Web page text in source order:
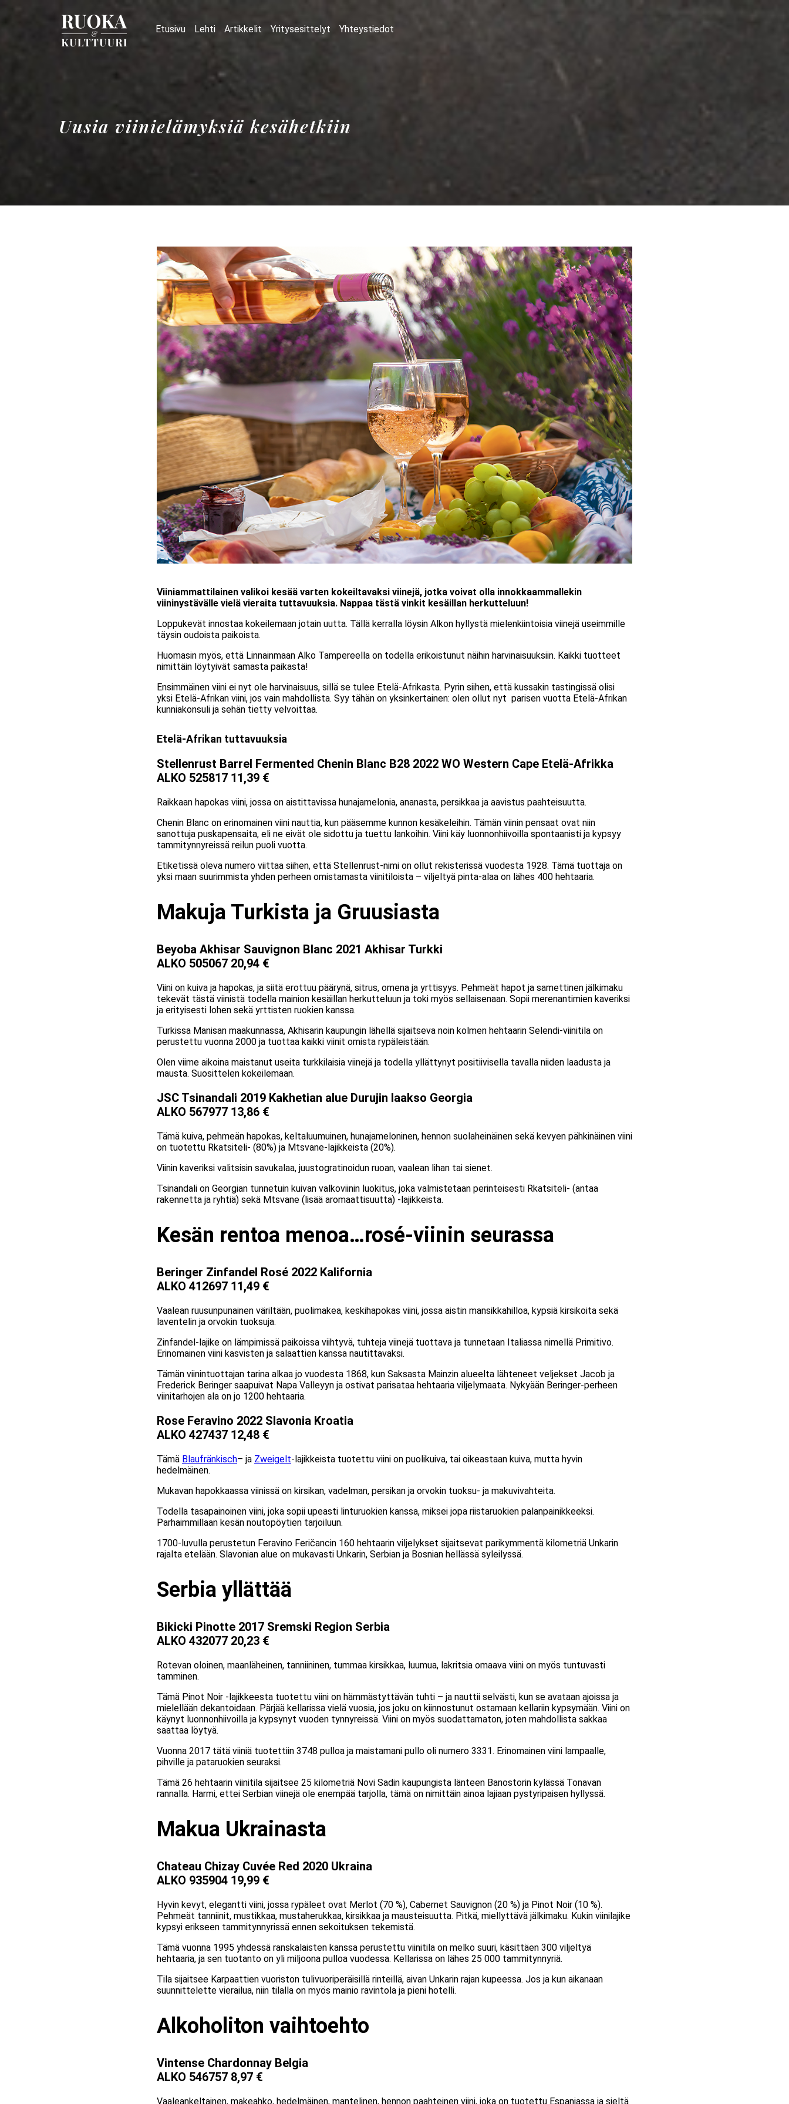
Etusivu Lehti Artikkelit Yritysesittelyt Yhteystiedot
Uusia viinielämyksiä kesähetkiin
Viiniammattilainen valikoi kesää varten kokeiltavaksi viinejä, jotka voivat olla innokkaammallekin
viininystävälle vielä vieraita tuttavuuksia. Nappaa tästä vinkit kesäillan herkutteluun!
Loppukevät innostaa kokeilemaan jotain uutta. Tällä kerralla löysin Alkon hyllystä mielenkiintoisia viinejä useimmille
täysin oudoista paikoista.
Huomasin myös, että Linnainmaan Alko Tampereella on todella erikoistunut näihin harvinaisuuksiin. Kaikki tuotteet
nimittäin löytyivät samasta paikasta!
Ensimmäinen viini ei nyt ole harvinaisuus, sillä se tulee Etelä-Afrikasta. Pyrin siihen, että kussakin tastingissä olisi
yksi Etelä-Afrikan viini, jos vain mahdollista. Syy tähän on yksinkertainen: olen ollut nyt parisen vuotta Etelä-Afrikan
kunniakonsuli ja sehän tietty velvoittaa.
Etelä-Afrikan tuttavuuksia
Stellenrust Barrel Fermented Chenin Blanc B28 2022 WO Western Cape Etelä-Afrikka
ALKO 525817 11,39 €
Raikkaan hapokas viini, jossa on aistittavissa hunajamelonia, ananasta, persikkaa ja aavistus paahteisuutta.
Chenin Blanc on erinomainen viini nauttia, kun pääsemme kunnon kesäkeleihin. Tämän viinin pensaat ovat niin
sanottuja puskapensaita, eli ne eivät ole sidottu ja tuettu lankoihin. Viini käy luonnonhiivoilla spontaanisti ja kypsyy
tammitynnyreissä reilun puoli vuotta.
Etiketissä oleva numero viittaa siihen, että Stellenrust-nimi on ollut rekisterissä vuodesta 1928. Tämä tuottaja on
yksi maan suurimmista yhden perheen omistamasta viinitiloista – viljeltyä pinta-alaa on lähes 400 hehtaaria.
Makuja Turkista ja Gruusiasta
Beyoba Akhisar Sauvignon Blanc 2021 Akhisar Turkki
ALKO 505067 20,94 €
Viini on kuiva ja hapokas, ja siitä erottuu päärynä, sitrus, omena ja yrttisyys. Pehmeät hapot ja samettinen jälkimaku
tekevät tästä viinistä todella mainion kesäillan herkutteluun ja toki myös sellaisenaan. Sopii merenantimien kaveriksi
ja erityisesti lohen sekä yrttisten ruokien kanssa.
Turkissa Manisan maakunnassa, Akhisarin kaupungin lähellä sijaitseva noin kolmen hehtaarin Selendi-viinitila on
perustettu vuonna 2000 ja tuottaa kaikki viinit omista rypäleistään.
Olen viime aikoina maistanut useita turkkilaisia viinejä ja todella yllättynyt positiivisella tavalla niiden laadusta ja
mausta. Suosittelen kokeilemaan.
JSC Tsinandali 2019 Kakhetian alue Durujin laakso Georgia
ALKO 567977 13,86 €
Tämä kuiva, pehmeän hapokas, keltaluumuinen, hunajameloninen, hennon suolaheinäinen sekä kevyen pähkinäinen viini
on tuotettu Rkatsiteli- (80%) ja Mtsvane-lajikkeista (20%).
Viinin kaveriksi valitsisin savukalaa, juustogratinoidun ruoan, vaalean lihan tai sienet.
Tsinandali on Georgian tunnetuin kuivan valkoviinin luokitus, joka valmistetaan perinteisesti Rkatsiteli- (antaa
rakennetta ja ryhtiä) sekä Mtsvane (lisää aromaattisuutta) -lajikkeista.
Kesän rentoa menoa…rosé-viinin seurassa
Beringer Zinfandel Rosé 2022 Kalifornia
ALKO 412697 11,49 €
Vaalean ruusunpunainen väriltään, puolimakea, keskihapokas viini, jossa aistin mansikkahilloa, kypsiä kirsikoita sekä
laventelin ja orvokin tuoksuja.
Zinfandel-lajike on lämpimissä paikoissa viihtyvä, tuhteja viinejä tuottava ja tunnetaan Italiassa nimellä Primitivo.
Erinomainen viini kasvisten ja salaattien kanssa nautittavaksi.
Tämän viinintuottajan tarina alkaa jo vuodesta 1868, kun Saksasta Mainzin alueelta lähteneet veljekset Jacob ja
Frederick Beringer saapuivat Napa Valleyyn ja ostivat parisataa hehtaaria viljelymaata. Nykyään Beringer-perheen
viinitarhojen ala on jo 1200 hehtaaria.
Rose Feravino 2022 Slavonia Kroatia
ALKO 427437 12,48 €
Tämä Blaufränkisch– ja Zweigelt-lajikkeista tuotettu viini on puolikuiva, tai oikeastaan kuiva, mutta hyvin
hedelmäinen.
Mukavan hapokkaassa viinissä on kirsikan, vadelman, persikan ja orvokin tuoksu- ja makuvivahteita.
Todella tasapainoinen viini, joka sopii upeasti linturuokien kanssa, miksei jopa riistaruokien palanpainikkeeksi.
Parhaimmillaan kesän noutopöytien tarjoiluun.
1700-luvulla perustetun Feravino Feričancin 160 hehtaarin viljelykset sijaitsevat parikymmentä kilometriä Unkarin
rajalta etelään. Slavonian alue on mukavasti Unkarin, Serbian ja Bosnian hellässä syleilyssä.
Serbia yllättää
Bikicki Pinotte 2017 Sremski Region Serbia
ALKO 432077 20,23 €
Rotevan oloinen, maanläheinen, tanniininen, tummaa kirsikkaa, luumua, lakritsia omaava viini on myös tuntuvasti
tamminen.
Tämä Pinot Noir -lajikkeesta tuotettu viini on hämmästyttävän tuhti – ja nauttii selvästi, kun se avataan ajoissa ja
mielellään dekantoidaan. Pärjää kellarissa vielä vuosia, jos joku on kiinnostunut ostamaan kellariin kypsymään. Viini on
käynyt luonnonhiivoilla ja kypsynyt vuoden tynnyreissä. Viini on myös suodattamaton, joten mahdollista sakkaa
saattaa löytyä.
Vuonna 2017 tätä viiniä tuotettiin 3748 pulloa ja maistamani pullo oli numero 3331. Erinomainen viini lampaalle,
pihville ja pataruokien seuraksi.
Tämä 26 hehtaarin viinitila sijaitsee 25 kilometriä Novi Sadin kaupungista länteen Banostorin kylässä Tonavan
rannalla. Harmi, ettei Serbian viinejä ole enempää tarjolla, tämä on nimittäin ainoa lajiaan pystyripaisen hyllyssä.
Makua Ukrainasta
Chateau Chizay Cuvée Red 2020 Ukraina
ALKO 935904 19,99 €
Hyvin kevyt, elegantti viini, jossa rypäleet ovat Merlot (70 %), Cabernet Sauvignon (20 %) ja Pinot Noir (10 %).
Pehmeät tanniinit, mustikkaa, mustaherukkaa, kirsikkaa ja mausteisuutta. Pitkä, miellyttävä jälkimaku. Kukin viinilajike
kypsyi erikseen tammitynnyrissä ennen sekoituksen tekemistä.
Tämä vuonna 1995 yhdessä ranskalaisten kanssa perustettu viinitila on melko suuri, käsittäen 300 viljeltyä
hehtaaria, ja sen tuotanto on yli miljoona pulloa vuodessa. Kellarissa on lähes 25 000 tammitynnyriä.
Tila sijaitsee Karpaattien vuoriston tulivuoriperäisillä rinteillä, aivan Unkarin rajan kupeessa. Jos ja kun aikanaan
suunnittelette vierailua, niin tilalla on myös mainio ravintola ja pieni hotelli.
Alkoholiton vaihtoehto
Vintense Chardonnay Belgia
ALKO 546757 8,97 €
Vaaleankeltainen, makeahko, hedelmäinen, mantelinen, hennon paahteinen viini, joka on tuotettu Espanjassa ja sieltä